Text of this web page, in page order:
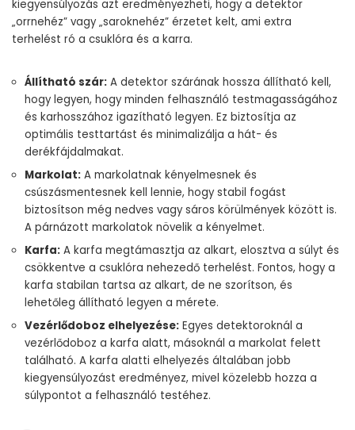
kiegyensúlyozás azt eredményezheti, hogy a detektor
„orrnehéz” vagy „saroknehéz” érzetet kelt, ami extra
terhelést ró a csuklóra és a karra.
Állítható szár: A detektor szárának hossza állítható kell,
hogy legyen, hogy minden felhasználó testmagasságához
és karhosszához igazítható legyen. Ez biztosítja az
optimális testtartást és minimalizálja a hát- és
derékfájdalmakat.
Markolat: A markolatnak kényelmesnek és
csúszásmentesnek kell lennie, hogy stabil fogást
biztosítson még nedves vagy sáros körülmények között is.
A párnázott markolatok növelik a kényelmet.
Karfa: A karfa megtámasztja az alkart, elosztva a súlyt és
csökkentve a csuklóra nehezedő terhelést. Fontos, hogy a
karfa stabilan tartsa az alkart, de ne szorítson, és
lehetőleg állítható legyen a mérete.
Vezérlődoboz elhelyezése: Egyes detektoroknál a
vezérlődoboz a karfa alatt, másoknál a markolat felett
található. A karfa alatti elhelyezés általában jobb
kiegyensúlyozást eredményez, mivel közelebb hozza a
súlypontot a felhasználó testéhez.